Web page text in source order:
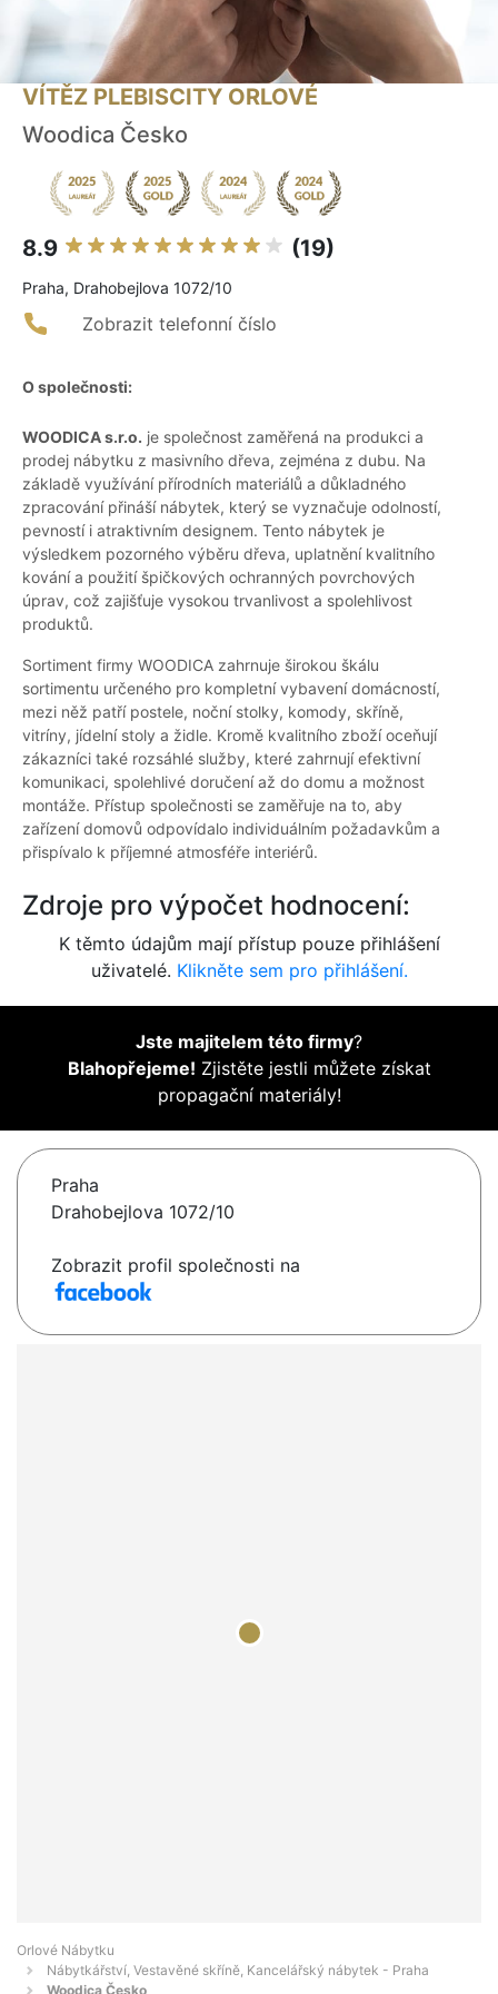
VÍTĚZ PLEBISCITY ORLOVÉ
Woodica Česko
8.9 (19)
Praha, Drahobejlova 1072/10
Zobrazit telefonní číslo
O společnosti:
WOODICA s.r.o. je společnost zaměřená na produkci a
prodej nábytku z masivního dřeva, zejména z dubu. Na
základě využívání přírodních materiálů a důkladného
zpracování přináší nábytek, který se vyznačuje odolností,
pevností i atraktivním designem. Tento nábytek je
výsledkem pozorného výběru dřeva, uplatnění kvalitního
kování a použití špičkových ochranných povrchových
úprav, což zajišťuje vysokou trvanlivost a spolehlivost
produktů.
Sortiment firmy WOODICA zahrnuje širokou škálu
sortimentu určeného pro kompletní vybavení domácností,
mezi něž patří postele, noční stolky, komody, skříně,
vitríny, jídelní stoly a židle. Kromě kvalitního zboží oceňují
zákazníci také rozsáhlé služby, které zahrnují efektivní
komunikaci, spolehlivé doručení až do domu a možnost
montáže. Přístup společnosti se zaměřuje na to, aby
zařízení domovů odpovídalo individuálním požadavkům a
přispívalo k příjemné atmosféře interiérů.
Zdroje pro výpočet hodnocení:
K těmto údajům mají přístup pouze přihlášení
uživatelé. Klikněte sem pro přihlášení.
Jste majitelem této firmy?
Blahopřejeme! Zjistěte jestli můžete získat
propagační materiály!
Praha
Drahobejlova 1072/10
Zobrazit profil společnosti na
Orlové Nábytku
Nábytkářství, Vestavěné skříně, Kancelářský nábytek - Praha
Woodica Česko